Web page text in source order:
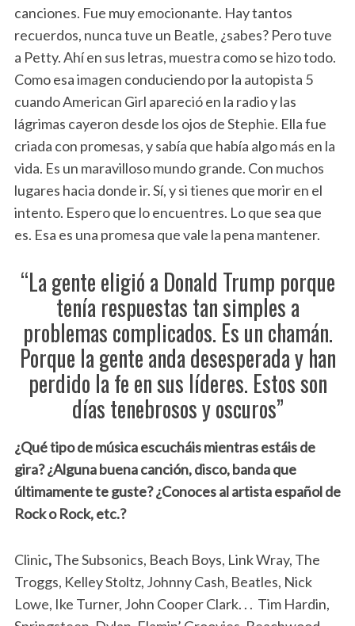
canciones. Fue muy emocionante. Hay tantos
recuerdos, nunca tuve un Beatle, ¿sabes? Pero tuve
a Petty. Ahí en sus letras, muestra como se hizo todo.
Como esa imagen conduciendo por la autopista 5
cuando American Girl apareció en la radio y las
lágrimas cayeron desde los ojos de Stephie. Ella fue
criada con promesas, y sabía que había algo más en la
vida. Es un maravilloso mundo grande. Con muchos
lugares hacia donde ir. Sí, y si tienes que morir en el
intento. Espero que lo encuentres. Lo que sea que
es. Esa es una promesa que vale la pena mantener.
“La gente eligió a Donald Trump porque
tenía respuestas tan simples a
problemas complicados. Es un chamán.
Porque la gente anda desesperada y han
perdido la fe en sus líderes. Estos son
días tenebrosos y oscuros”
¿Qué tipo de música escucháis mientras estáis de
gira? ¿Alguna buena canción, disco, banda que
últimamente te guste? ¿Conoces al artista español de
Rock o Rock, etc.?
Clinic,The Subsonics, Beach Boys, Link Wray, The
Troggs, Kelley Stoltz, Johnny Cash, Beatles, Nick
Lowe, Ike Turner, John Cooper Clark. . . Tim Hardin,